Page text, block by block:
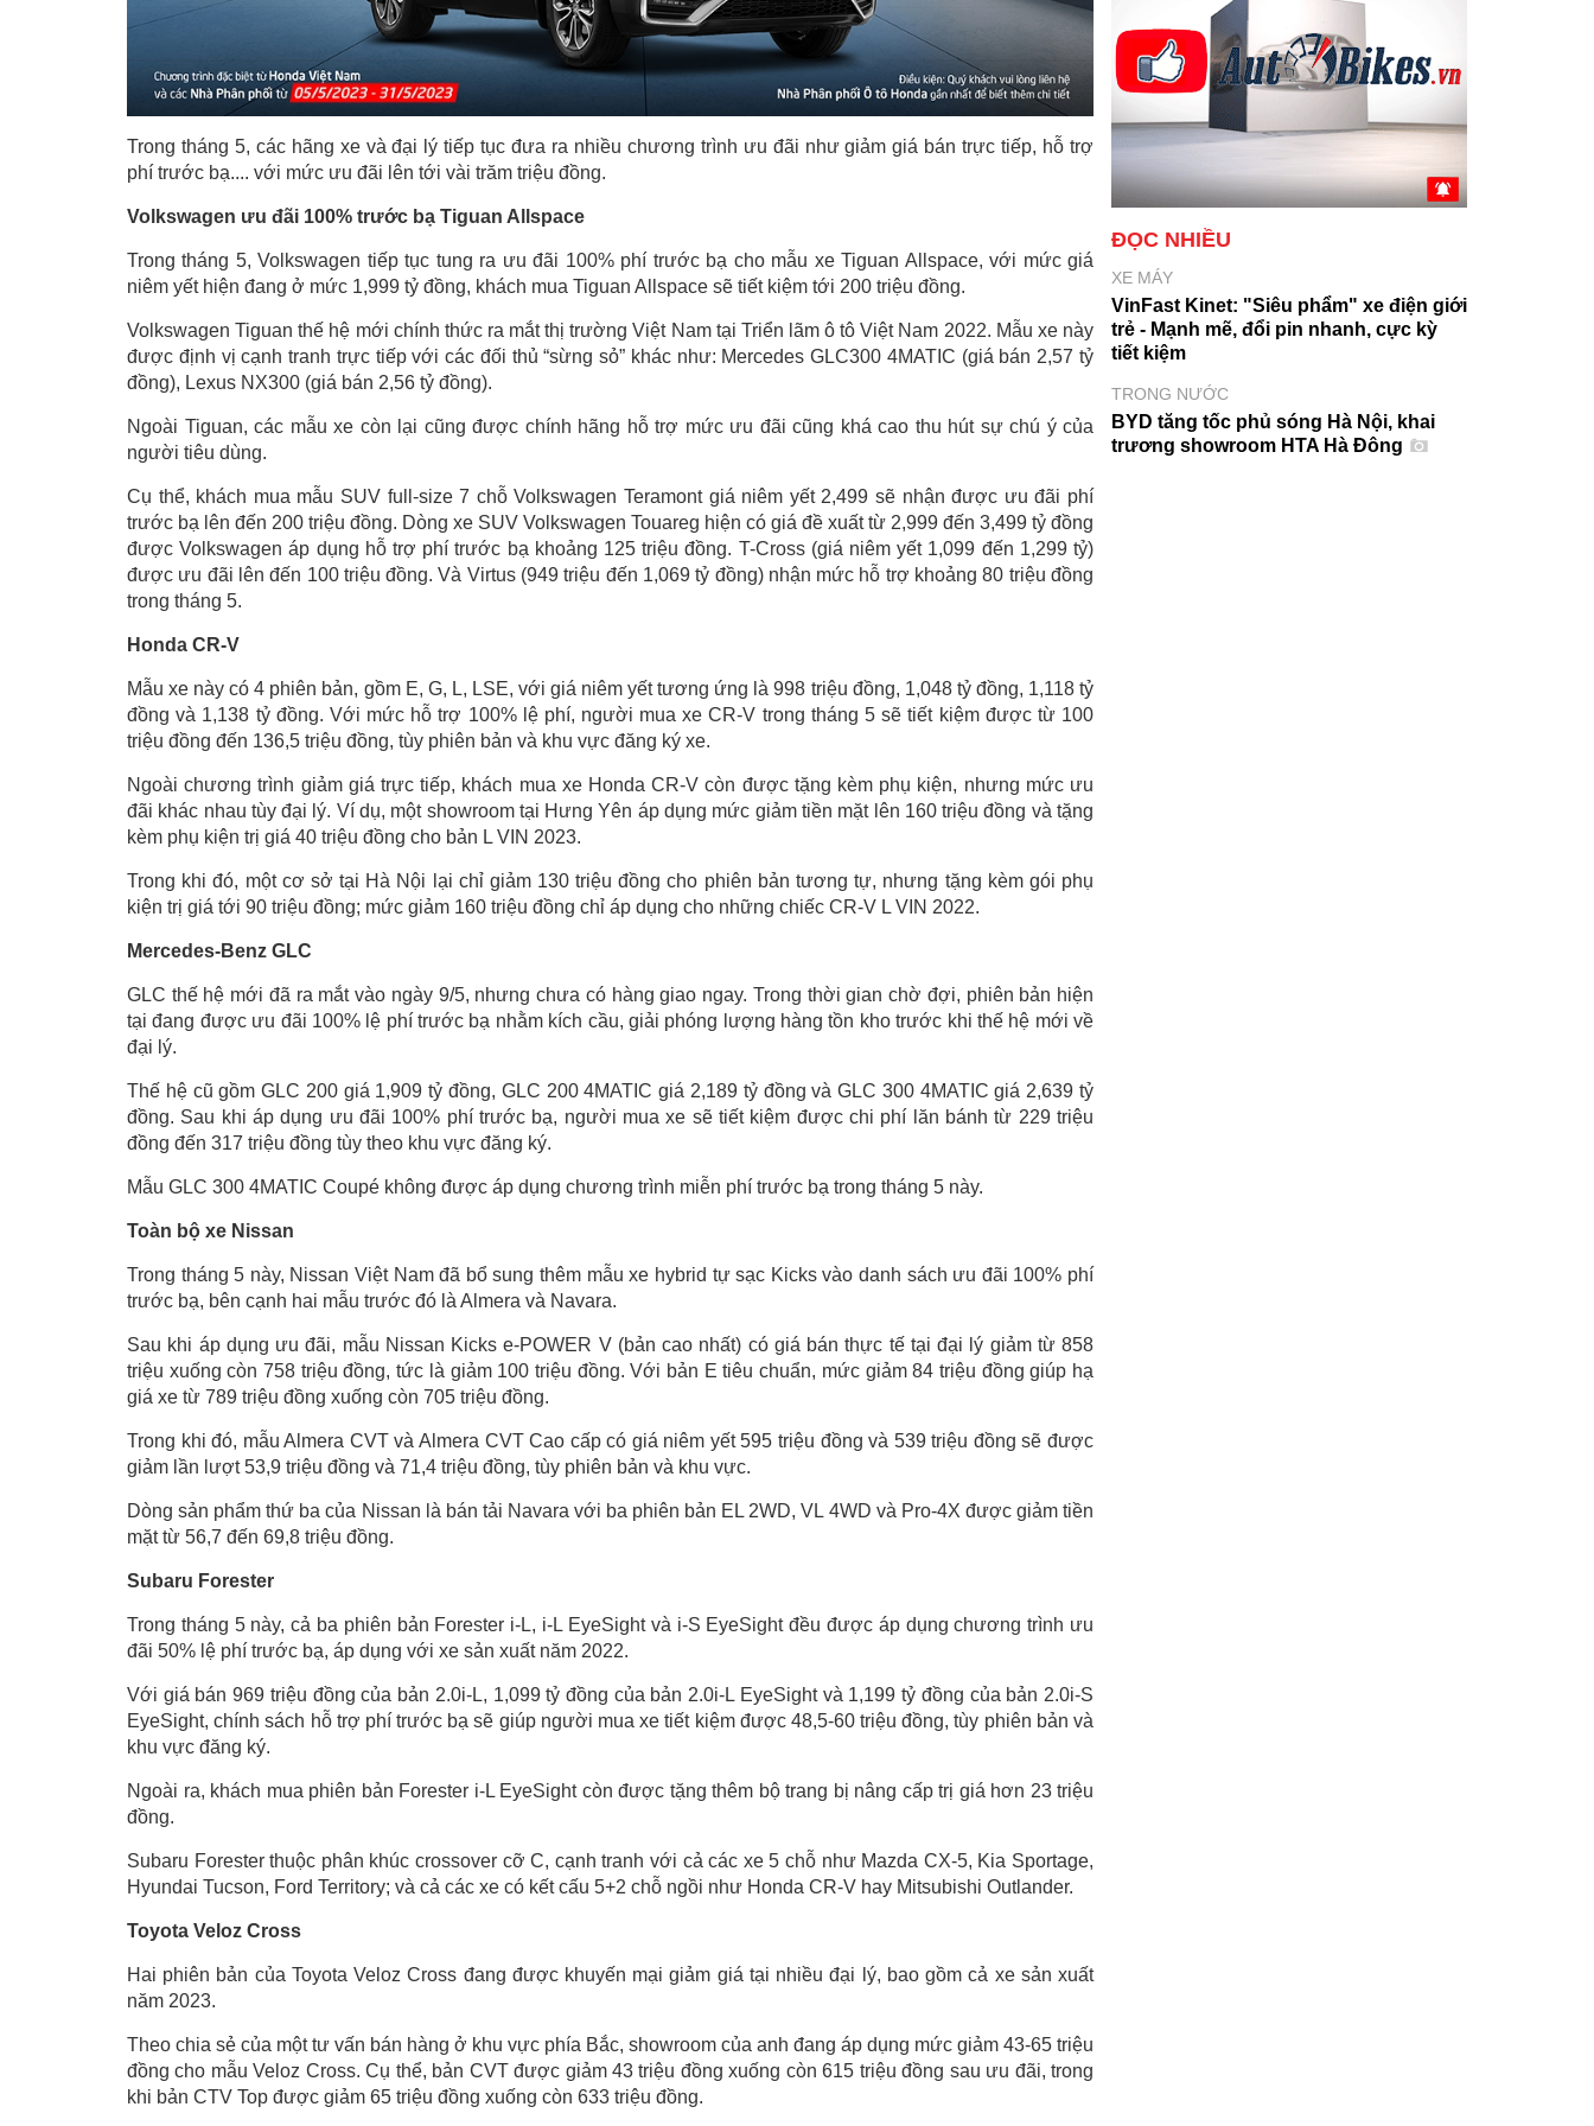
Trong tháng 5, các hãng xe và đại lý tiếp tục đưa ra nhiều chương trình ưu đãi như giảm giá bán trực tiếp, hỗ trợ
phí trước bạ.... với mức ưu đãi lên tới vài trăm triệu đồng.
Volkswagen ưu đãi 100% trước bạ Tiguan Allspace
Trong tháng 5, Volkswagen tiếp tục tung ra ưu đãi 100% phí trước bạ cho mẫu xe Tiguan Allspace, với mức giá
niêm yết hiện đang ở mức 1,999 tỷ đồng, khách mua Tiguan Allspace sẽ tiết kiệm tới 200 triệu đồng.
Volkswagen Tiguan thế hệ mới chính thức ra mắt thị trường Việt Nam tại Triển lãm ô tô Việt Nam 2022. Mẫu xe này
được định vị cạnh tranh trực tiếp với các đối thủ “sừng sỏ” khác như: Mercedes GLC300 4MATIC (giá bán 2,57 tỷ
đồng), Lexus NX300 (giá bán 2,56 tỷ đồng).
Ngoài Tiguan, các mẫu xe còn lại cũng được chính hãng hỗ trợ mức ưu đãi cũng khá cao thu hút sự chú ý của
người tiêu dùng.
Cụ thể, khách mua mẫu SUV full-size 7 chỗ Volkswagen Teramont giá niêm yết 2,499 sẽ nhận được ưu đãi phí
trước bạ lên đến 200 triệu đồng. Dòng xe SUV Volkswagen Touareg hiện có giá đề xuất từ 2,999 đến 3,499 tỷ đồng
được Volkswagen áp dụng hỗ trợ phí trước bạ khoảng 125 triệu đồng. T-Cross (giá niêm yết 1,099 đến 1,299 tỷ)
được ưu đãi lên đến 100 triệu đồng. Và Virtus (949 triệu đến 1,069 tỷ đồng) nhận mức hỗ trợ khoảng 80 triệu đồng
trong tháng 5.
Honda CR-V
Mẫu xe này có 4 phiên bản, gồm E, G, L, LSE, với giá niêm yết tương ứng là 998 triệu đồng, 1,048 tỷ đồng, 1,118 tỷ
đồng và 1,138 tỷ đồng. Với mức hỗ trợ 100% lệ phí, người mua xe CR-V trong tháng 5 sẽ tiết kiệm được từ 100
triệu đồng đến 136,5 triệu đồng, tùy phiên bản và khu vực đăng ký xe.
Ngoài chương trình giảm giá trực tiếp, khách mua xe Honda CR-V còn được tặng kèm phụ kiện, nhưng mức ưu
đãi khác nhau tùy đại lý. Ví dụ, một showroom tại Hưng Yên áp dụng mức giảm tiền mặt lên 160 triệu đồng và tặng
kèm phụ kiện trị giá 40 triệu đồng cho bản L VIN 2023.
Trong khi đó, một cơ sở tại Hà Nội lại chỉ giảm 130 triệu đồng cho phiên bản tương tự, nhưng tặng kèm gói phụ
kiện trị giá tới 90 triệu đồng; mức giảm 160 triệu đồng chỉ áp dụng cho những chiếc CR-V L VIN 2022.
Mercedes-Benz GLC
GLC thế hệ mới đã ra mắt vào ngày 9/5, nhưng chưa có hàng giao ngay. Trong thời gian chờ đợi, phiên bản hiện
tại đang được ưu đãi 100% lệ phí trước bạ nhằm kích cầu, giải phóng lượng hàng tồn kho trước khi thế hệ mới về
đại lý.
Thế hệ cũ gồm GLC 200 giá 1,909 tỷ đồng, GLC 200 4MATIC giá 2,189 tỷ đồng và GLC 300 4MATIC giá 2,639 tỷ
đồng. Sau khi áp dụng ưu đãi 100% phí trước bạ, người mua xe sẽ tiết kiệm được chi phí lăn bánh từ 229 triệu
đồng đến 317 triệu đồng tùy theo khu vực đăng ký.
Mẫu GLC 300 4MATIC Coupé không được áp dụng chương trình miễn phí trước bạ trong tháng 5 này.
Toàn bộ xe Nissan
Trong tháng 5 này, Nissan Việt Nam đã bổ sung thêm mẫu xe hybrid tự sạc Kicks vào danh sách ưu đãi 100% phí
trước bạ, bên cạnh hai mẫu trước đó là Almera và Navara.
Sau khi áp dụng ưu đãi, mẫu Nissan Kicks e-POWER V (bản cao nhất) có giá bán thực tế tại đại lý giảm từ 858
triệu xuống còn 758 triệu đồng, tức là giảm 100 triệu đồng. Với bản E tiêu chuẩn, mức giảm 84 triệu đồng giúp hạ
giá xe từ 789 triệu đồng xuống còn 705 triệu đồng.
Trong khi đó, mẫu Almera CVT và Almera CVT Cao cấp có giá niêm yết 595 triệu đồng và 539 triệu đồng sẽ được
giảm lần lượt 53,9 triệu đồng và 71,4 triệu đồng, tùy phiên bản và khu vực.
Dòng sản phẩm thứ ba của Nissan là bán tải Navara với ba phiên bản EL 2WD, VL 4WD và Pro-4X được giảm tiền
mặt từ 56,7 đến 69,8 triệu đồng.
Subaru Forester
Trong tháng 5 này, cả ba phiên bản Forester i-L, i-L EyeSight và i-S EyeSight đều được áp dụng chương trình ưu
đãi 50% lệ phí trước bạ, áp dụng với xe sản xuất năm 2022.
Với giá bán 969 triệu đồng của bản 2.0i-L, 1,099 tỷ đồng của bản 2.0i-L EyeSight và 1,199 tỷ đồng của bản 2.0i-S
EyeSight, chính sách hỗ trợ phí trước bạ sẽ giúp người mua xe tiết kiệm được 48,5-60 triệu đồng, tùy phiên bản và
khu vực đăng ký.
Ngoài ra, khách mua phiên bản Forester i-L EyeSight còn được tặng thêm bộ trang bị nâng cấp trị giá hơn 23 triệu
đồng.
Subaru Forester thuộc phân khúc crossover cỡ C, cạnh tranh với cả các xe 5 chỗ như Mazda CX-5, Kia Sportage,
Hyundai Tucson, Ford Territory; và cả các xe có kết cấu 5+2 chỗ ngồi như Honda CR-V hay Mitsubishi Outlander.
Toyota Veloz Cross
Hai phiên bản của Toyota Veloz Cross đang được khuyến mại giảm giá tại nhiều đại lý, bao gồm cả xe sản xuất
năm 2023.
Theo chia sẻ của một tư vấn bán hàng ở khu vực phía Bắc, showroom của anh đang áp dụng mức giảm 43-65 triệu
đồng cho mẫu Veloz Cross. Cụ thể, bản CVT được giảm 43 triệu đồng xuống còn 615 triệu đồng sau ưu đãi, trong
khi bản CTV Top được giảm 65 triệu đồng xuống còn 633 triệu đồng.
ĐỌC NHIỀU
XE MÁY
VinFast Kinet: "Siêu phẩm" xe điện giới
trẻ - Mạnh mẽ, đổi pin nhanh, cực kỳ
tiết kiệm
TRONG NƯỚC
BYD tăng tốc phủ sóng Hà Nội, khai
trương showroom HTA Hà Đông